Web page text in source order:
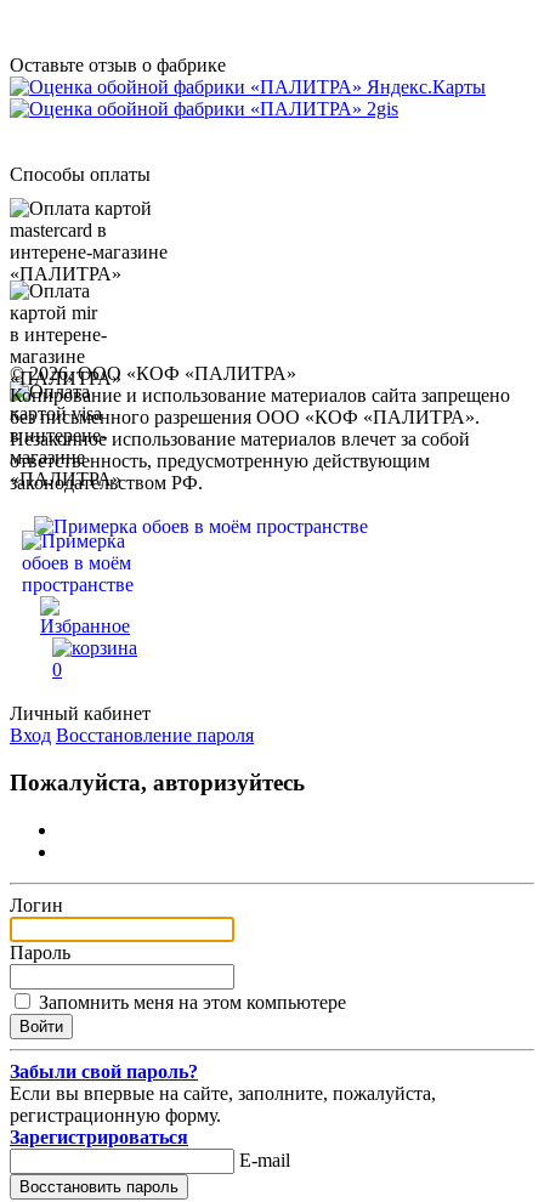
Оставьте отзыв о фабрике
Способы оплаты
© 2026, ООО «КОФ «ПАЛИТРА»
Копирование и использование материалов сайта запрещено
без письменного разрешения ООО «КОФ «ПАЛИТРА».
Незаконное использование материалов влечет за собой
ответственность, предусмотренную действующим
законодательством РФ.
0
Личный кабинет
Вход Восстановление пароля
Пожалуйста, авторизуйтесь
Логин
Пароль
Запомнить меня на этом компьютере
Забыли свой пароль?
Если вы впервые на сайте, заполните, пожалуйста,
регистрационную форму.
Зарегистрироваться
E-mail
Восстановить пароль